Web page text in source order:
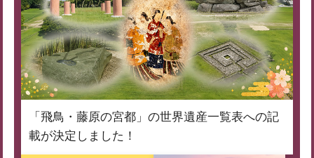
「飛鳥・藤原の宮都」の世界遺産一覧表への記
載が決定しました！